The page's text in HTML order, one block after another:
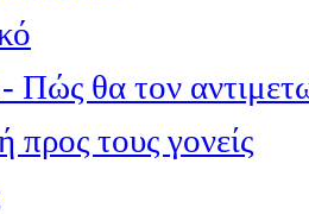
Πώς θα τον
προς τους γονείς